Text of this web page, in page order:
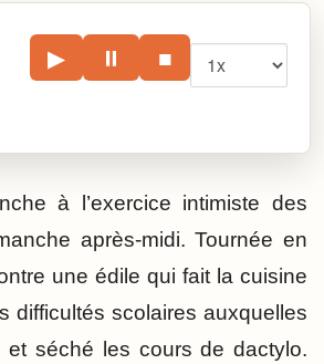
▶ ⏸ ■
à l’exercice intimiste des
après-midi. Tournée en
une édile qui fait la cuisine
difficultés scolaires auxquelles
séché les cours de dactylo.